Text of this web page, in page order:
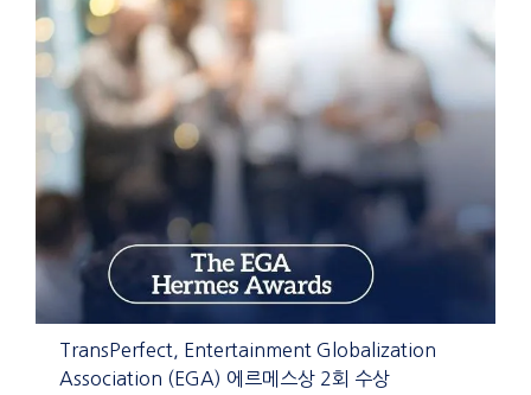
TransPerfect, Entertainment Globalization
Association (EGA) 에르메스상 2회 수상